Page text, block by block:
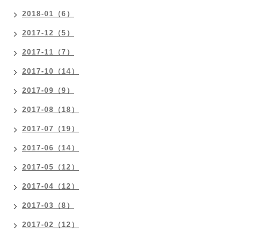
2018-01（6）
2017-12（5）
2017-11（7）
2017-10（14）
2017-09（9）
2017-08（18）
2017-07（19）
2017-06（14）
2017-05（12）
2017-04（12）
2017-03（8）
2017-02（12）